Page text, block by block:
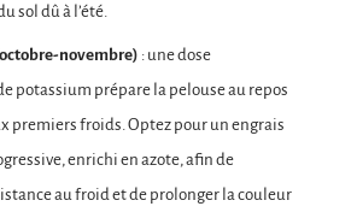
sol dû à l’été.
novembre) : une dose
potassium prépare la pelouse au repos
premiers froids. Optez pour un engrais
enrichi en azote, afin de
au froid et de prolonger la couleur